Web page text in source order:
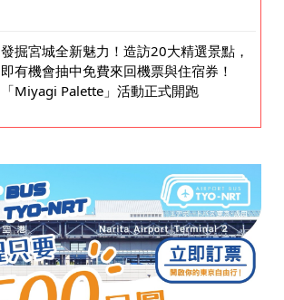
發掘宮城全新魅力！造訪20大精選景點，
即有機會抽中免費來回機票與住宿券！
「Miyagi Palette」活動正式開跑